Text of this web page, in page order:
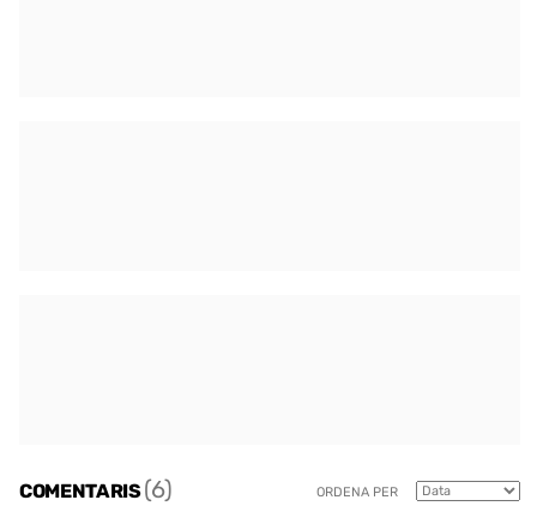
COMENTARIS(6) ORDENA PER